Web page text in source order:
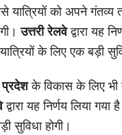
यात्रियों को अपने
उत्तरी रेलवेद्वारा यह
के लिए एक बड़ी
प्रदेशके विकास के लिए भी
द्वारा यह निर्णय लिया
सुविधा होगी।